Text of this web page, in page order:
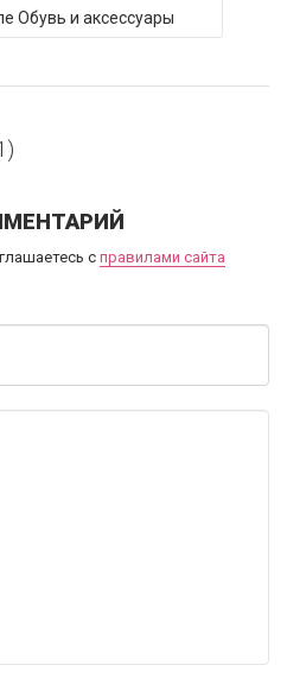
Обувь и аксессуары
с правилами сайта